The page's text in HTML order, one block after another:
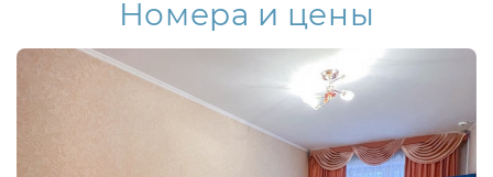
Номера и цены